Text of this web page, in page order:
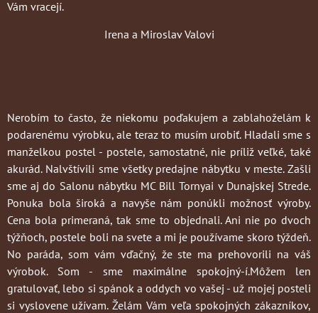
Vám vracejí.
Irena a Miroslav Valovi
Nerobím to často, že niekomu poďakujem a zablahoželám k
podarenému výrobku, ale teraz to musím urobiť. Hladali sme s
manželkou postel - postele, samostatné, nie príliž veľké, také
akurád. Nalvštívili sme všetky predajne nábytku v meste. Zašli
sme aj do Salonu nábytku MC Bill Tornyai v Dunajskej Strede.
Ponuka bola široká a navyše nám ponúkli možnosť výroby.
Cena bola primeraná, tak sme to objednali. Ani nie po dvoch
týžňoch, postele boli na svete a mi je používame skoro týždeň.
No paráda, som vám vďačný, že ste ma prehovorili na váš
výrobok. Som - sme maximálne spokojný-í.Môžem len
gratulovať, lebo si spánok a oddych vo vašej - už mojej posteli
si vyslovene užívam. Želám Vám veľa spokojných zákazníkov,